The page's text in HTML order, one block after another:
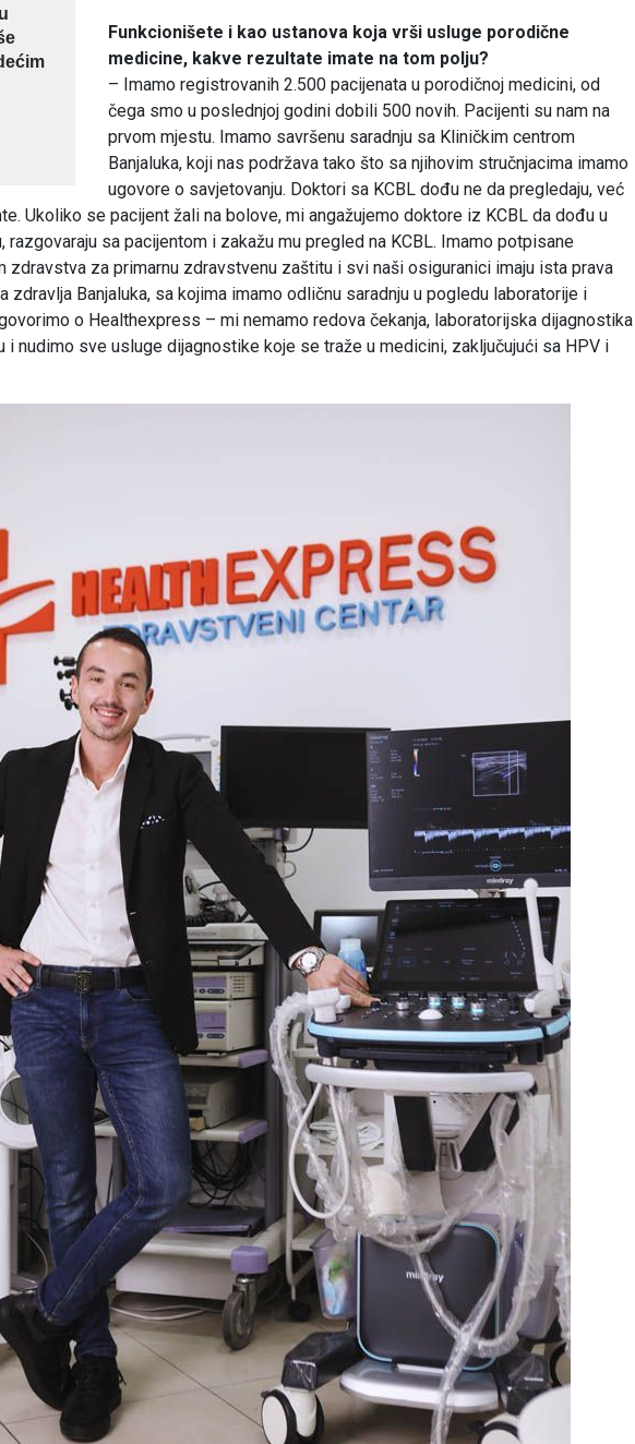
Funkcionišete i kao ustanova koja vrši usluge porodične
medicine, kakve rezultate imate na tom polju?
– Imamo registrovanih 2.500 pacijenata u porodičnoj medicini, od
čega smo u poslednjoj godini dobili 500 novih. Pacijenti su nam na
prvom mjestu. Imamo savršenu saradnju sa Kliničkim centrom
Banjaluka, koji nas podržava tako što sa njihovim stručnjacima imamo
ugovore o savjetovanju. Doktori sa KCBL dođu ne da pregledaju, već
Ukoliko se pacijent žali na bolove, mi angažujemo doktore iz KCBL da dođu u
razgovaraju sa pacijentom i zakažu mu pregled na KCBL. Imamo potpisane
zdravstva za primarnu zdravstvenu zaštitu i svi naši osiguranici imaju ista prava
zdravlja Banjaluka, sa kojima imamo odličnu saradnju u pogledu laboratorije i
o Healthexpress – mi nemamo redova čekanja, laboratorijska dijagnostika
i nudimo sve usluge dijagnostike koje se traže u medicini, zaključujući sa HPV i